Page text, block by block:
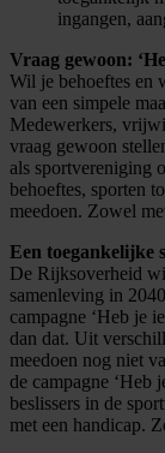
ingangen,
Vraag gewoon:
Wil je behoeftes en
van een simpele
Medewerkers,
vraag gewoon
als sportvereniging
behoeftes, sporten
meedoen. Zowel
Een toegankelijke
De Rijksoverheid
samenleving in
campagne ‘Heb je
dan dat. Uit
meedoen nog niet
de campagne ‘Heb
beslissers in de
met een handicap.